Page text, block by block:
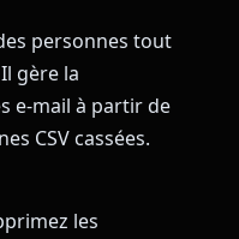
personnes tout
gère la
e-mail à partir de
CSV cassées.
les